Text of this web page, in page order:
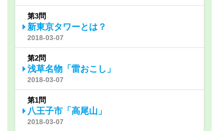
第3問
新東京タワーとは？
2018-03-07
第2問
浅草名物「雷おこし」
2018-03-07
第1問
八王子市「高尾山」
2018-03-07